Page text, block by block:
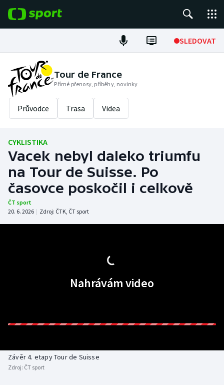
SLEDOVAT
Fotbal
Hokej
Tenis
Cyklistika
DALŠÍ SPORTY
Americký fotbal
Box
Curling
NEPŘEHLÉDNĚTE
Aplikace ČT sport
Tour de France
Přímé přenosy, příběhy, novinky
Průvodce Trasa Videa
CYKLISTIKA
Vacek nebyl daleko triumfu
na Tour de Suisse. Po
časovce poskočil i celkově
ČT sport
20. 6. 2026 | Zdroj: ČTK, ČT sport
Nahrávám video
Závěr 4. etapy Tour de Suisse
Zdroj: ČT sport